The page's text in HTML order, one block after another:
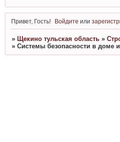
Привет, Гость! Войдите или
» Щекино тульская область »
» Системы безопасности в доме